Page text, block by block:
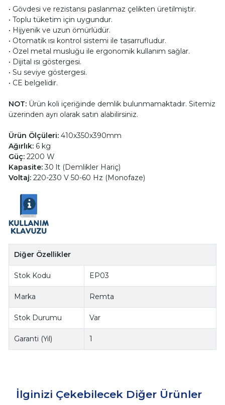
• Gövdesi ve rezistansı paslanmaz çelikten üretilmiştir.
• Toplu tüketim için uygundur.
• Hijyenik ve uzun ömürlüdür.
• Otomatik ısı kontrol sistemi ile tasarrufludur.
• Özel metal musluğu ile ergonomik kullanım sağlar.
• Dijital ısı göstergesi.
• Su seviye göstergesi.
• CE belgelidir.
NOT:Ürün koli içeriğinde demlik bulunmamaktadır. Sitemiz
üzerinden ayrı olarak satın alabilirsiniz.
Ürün Ölçüleri:410x350x390mm
Ağırlık:6 kg
Güç:2200 W
Kapasite:30 lt (Demlikler Hariç)
Voltaj:220-230 V 50-60 Hz (Monofaze)
Diğer Özellikler
Stok Kodu EP03
Marka Remta
Stok Durumu Var
Garanti (Yıl) 1
İlginizi Çekebilecek Diğer Ürünler